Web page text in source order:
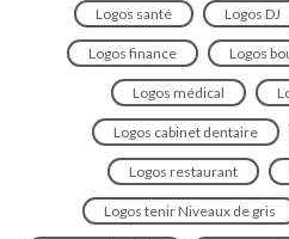
Logos santé Logos DJ
Logos finance Logos
Logos médical
Logos cabinet dentaire
Logos restaurant
Logos tenir Niveaux de gris